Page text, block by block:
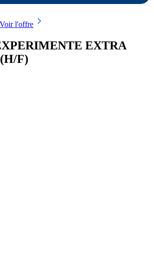
Voir l'offre
EXTRA
F)